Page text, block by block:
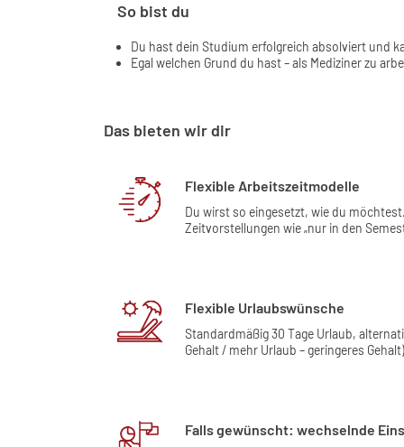
So bist du
Du hast dein Studium erfolgreich absolviert und
Egal welchen Grund du hast – als Mediziner zu
Das bieten wir dir
Flexible Arbeitszeitmodelle
Du wirst so eingesetzt, wie du
Zeitvorstellungen wie „nur in den
Flexible Urlaubswünsche
Standardmäßig 30 Tage Urlaub,
Gehalt / mehr Urlaub – geringeres
Falls gewünscht: wechselnde